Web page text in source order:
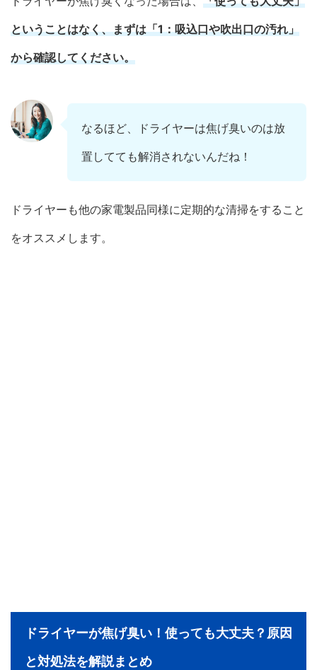
ということはなく、まずは「1：吸込口や吹出口の汚れ」
から確認してください。
なるほど、ドライヤーは焦げ臭いのは放
置してても解消されないんだね！
ドライヤーも他の家電製品同様に定期的な清掃をすること
をオススメします。
ドライヤーが焦げ臭い！使っても大丈夫？原因
と対処法を解説まとめ